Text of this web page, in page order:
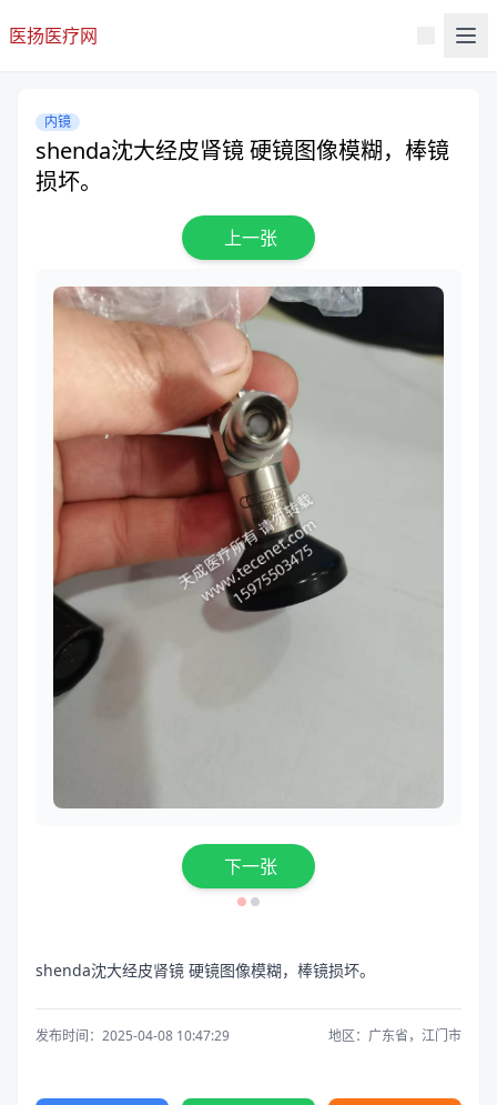
医扬医疗网
内镜
shenda沈大经皮肾镜 硬镜图像模糊，棒镜
损坏。
上一张
下一张
shenda沈大经皮肾镜 硬镜图像模糊，棒镜损坏。
发布时间：2025-04-08 10:47:29 地区：广东省，江门市